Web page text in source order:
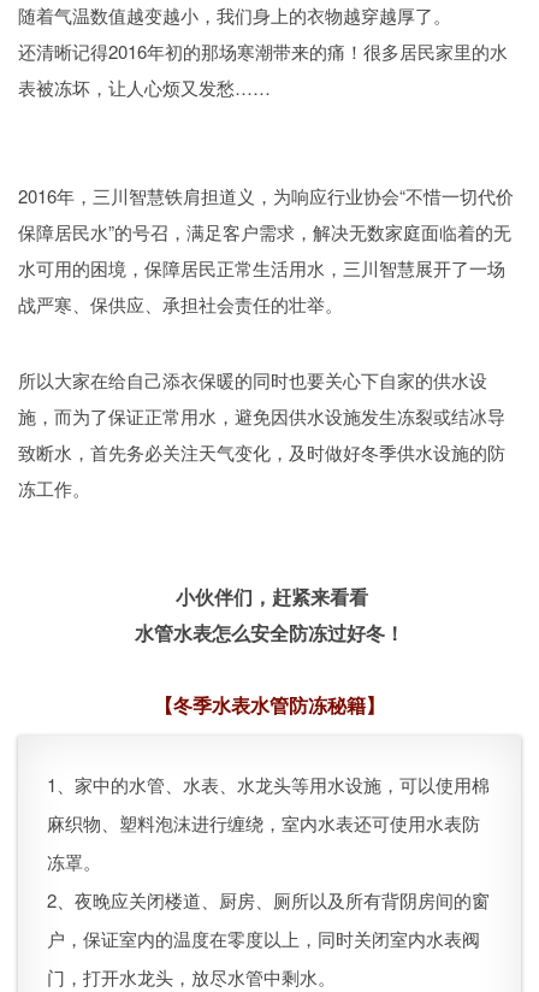
随着气温数值越变越小，我们身上的衣物越穿越厚了。
还清晰记得2016年初的那场寒潮带来的痛！很多居民家里的水
表被冻坏，让人心烦又发愁……
2016年，三川智慧铁肩担道义，为响应行业协会“不惜一切代价
保障居民水”的号召，满足客户需求，解决无数家庭面临着的无
水可用的困境，保障居民正常生活用水，三川智慧展开了一场
战严寒、保供应、承担社会责任的壮举。
所以大家在给自己添衣保暖的同时也要关心下自家的供水设
施，而为了保证正常用水，避免因供水设施发生冻裂或结冰导
致断水，首先务必关注天气变化，及时做好冬季供水设施的防
冻工作。
小伙伴们，赶紧来看看
水管水表怎么安全防冻过好冬！
【冬季水表水管防冻秘籍】
1、家中的水管、水表、水龙头等用水设施，可以使用棉
麻织物、塑料泡沫进行缠绕，室内水表还可使用水表防
冻罩。
2、夜晚应关闭楼道、厨房、厕所以及所有背阴房间的窗
户，保证室内的温度在零度以上，同时关闭室内水表阀
门，打开水龙头，放尽水管中剩水。